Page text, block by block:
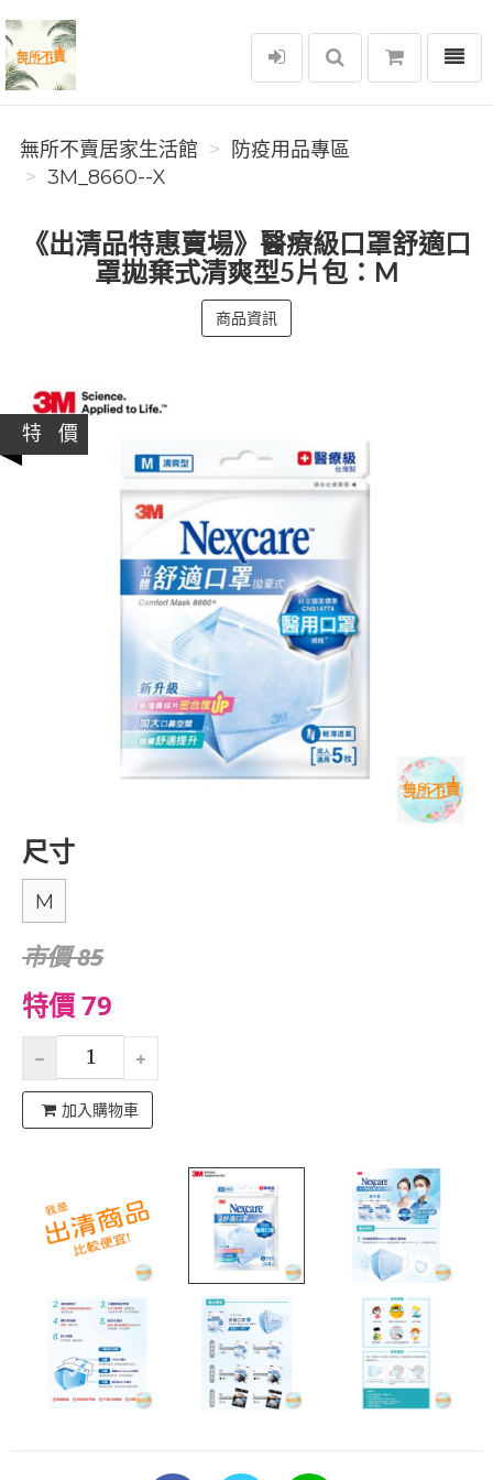
無所不賣居家生活館
選單
無所不賣居家生活館
防疫用品專區
3M_8660--X
《出清品特惠賣場》醫療級口罩舒適口
罩拋棄式清爽型5片包：M
商品資訊
特 價
尺寸
M
市價 85
特價 79
加入購物車